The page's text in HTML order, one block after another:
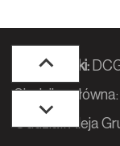
Dane spółki:
Siedziba
Oddział: Aleja